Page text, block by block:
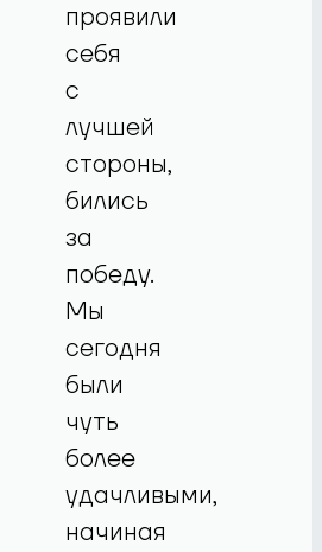
проявили
себя
с
лучшей
стороны,
бились
за
победу.
Мы
сегодня
были
чуть
более
удачливыми,
начиная